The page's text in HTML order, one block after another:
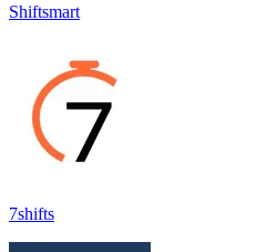
Shiftsmart
7shifts